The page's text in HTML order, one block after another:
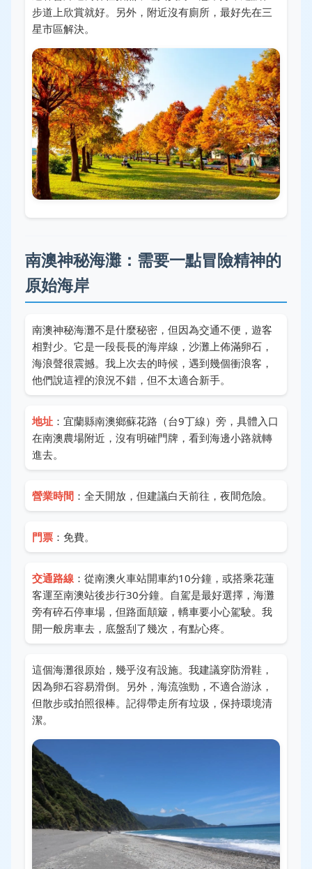
步道上欣賞就好。另外，附近沒有廁所，最好先在三
星市區解決。
南澳神秘海灘：需要一點冒險精神的
原始海岸
南澳神秘海灘不是什麼秘密，但因為交通不便，遊客
相對少。它是一段長長的海岸線，沙灘上佈滿卵石，
海浪聲很震撼。我上次去的時候，遇到幾個衝浪客，
他們說這裡的浪況不錯，但不太適合新手。
地址 ：宜蘭縣南澳鄉蘇花路（台9丁線）旁，具體入口
在南澳農場附近，沒有明確門牌，看到海邊小路就轉
進去。
營業時間 ：全天開放，但建議白天前往，夜間危險。
門票 ：免費。
交通路線 ：從南澳火車站開車約10分鐘，或搭乘花蓮
客運至南澳站後步行30分鐘。自駕是最好選擇，海灘
旁有碎石停車場，但路面顛簸，轎車要小心駕駛。我
開一般房車去，底盤刮了幾次，有點心疼。
這個海灘很原始，幾乎沒有設施。我建議穿防滑鞋，
因為卵石容易滑倒。另外，海流強勁，不適合游泳，
但散步或拍照很棒。記得帶走所有垃圾，保持環境清
潔。